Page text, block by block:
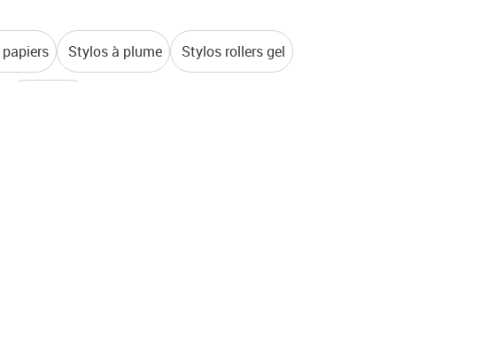
Stylos à plume Stylos rollers gel